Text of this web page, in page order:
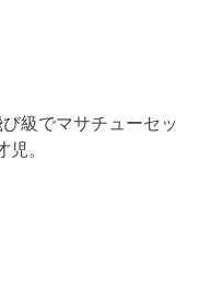
級でマサチューセッ
。